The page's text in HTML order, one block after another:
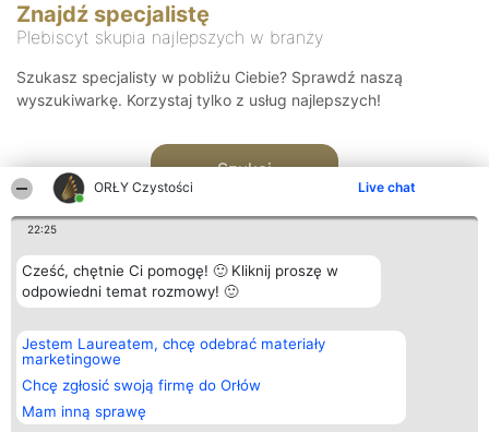
ORŁY Czystości Live chat
22:25
Cześć, chętnie Ci pomogę! 🙂 Kliknij proszę w
odpowiedni temat rozmowy! 🙂
Jestem Laureatem, chcę odebrać materiały
marketingowe
Chcę zgłosić swoją firmę do Orłów
Mam inną sprawę
Znajdź specjalistę
Plebiscyt skupia najlepszych w branży
Szukasz specjalisty w pobliżu Ciebie? Sprawdź naszą
wyszukiwarkę. Korzystaj tylko z usług najlepszych!
Szukaj
Organizator plebiscytu
Bright Side Solutions sp. z o.
o. sp. k.
ul. Ruska 22
Wrocław 50-079
KRS 0000749100 | Regon
381313360 | NIP 8943132676
Plebiscyt
Laureaci
wszystkich
Laureatów
Regulamin
Kontakt
Kontakt